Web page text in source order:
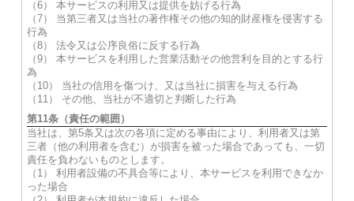
（6） 本サービスの利用又は提供を妨げる行為
（7） 当第三者又は当社の著作権その他の知的財産権を侵害する
行為
（8） 法令又は公序良俗に反する行為
（9） 本サービスを利用した営業活動その他営利を目的とする行
為
（10） 当社の信用を傷つけ、又は当社に損害を与える行為
（11） その他、当社が不適切と判断した行為
第11条（責任の範囲）
当社は、第5条又は次の各項に定める事由により、利用者又は第
三者（他の利用者を含む）が損害を被った場合であっても、一切
責任を負わないものとします。
（1） 利用者設備の不具合等により、本サービスを利用できなか
った場合